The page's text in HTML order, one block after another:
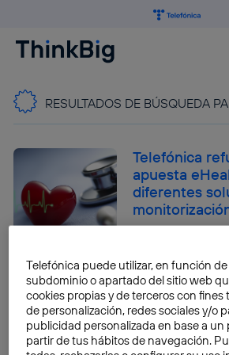
RESULTADOS DE BÚSQUEDA
Telefónica
apuesta
diferentes
¿Por qué el
nuestro
Nicholas Fearn
Telefónica puede utilizar, en función
subdominio o apartado del sitio web
cookies propias y de terceros con fines
de personalización, redes sociales y/o
publicidad personalizada en base a un
partir de tus hábitos de navegación.